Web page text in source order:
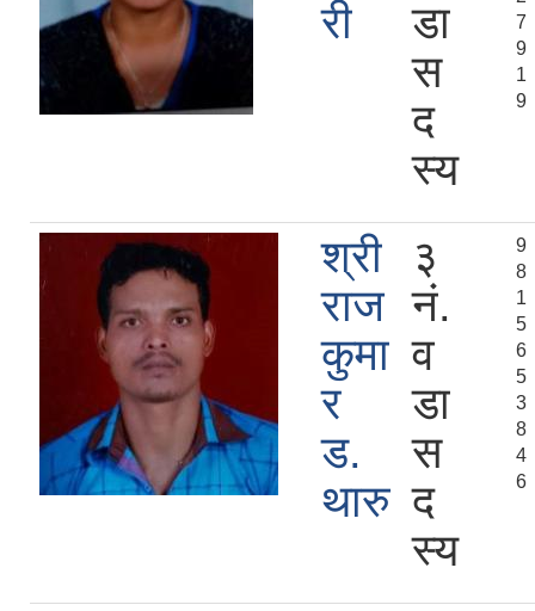
री
डा
स
द
स्य
7
9
1
9
श्री
राज
कुमा
र
ड.
थारु
३
नं.
व
डा
स
द
स्य
9
8
1
5
6
5
3
8
4
6